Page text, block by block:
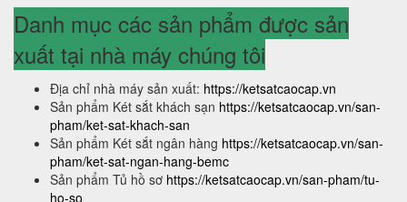
Danh mục các sản phẩm được sản
xuất tại nhà máy chúng tôi
Địa chỉ nhà máy sản xuất: https://ketsatcaocap.vn
Sản phẩm Két sắt khách sạn https://ketsatcaocap.vn/san-
pham/ket-sat-khach-san
Sản phẩm Két sắt ngân hàng https://ketsatcaocap.vn/san-
pham/ket-sat-ngan-hang-bemc
Sản phẩm Tủ hồ sơ https://ketsatcaocap.vn/san-pham/tu-
ho-so